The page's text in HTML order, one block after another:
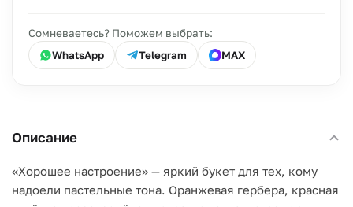
Сомневаетесь? Поможем выбрать:
WhatsApp
Telegram MAX
Описание
«Хорошее настроение» — яркий букет для тех, кому
надоели пастельные тона. Оранжевая гербера, красная